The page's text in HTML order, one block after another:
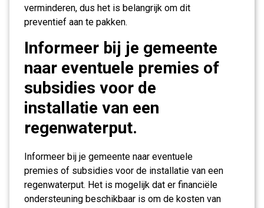
verminderen, dus het is belangrijk om dit
preventief aan te pakken.
Informeer bij je gemeente
naar eventuele premies of
subsidies voor de
installatie van een
regenwaterput.
Informeer bij je gemeente naar eventuele
premies of subsidies voor de installatie van een
regenwaterput. Het is mogelijk dat er financiële
ondersteuning beschikbaar is om de kosten van